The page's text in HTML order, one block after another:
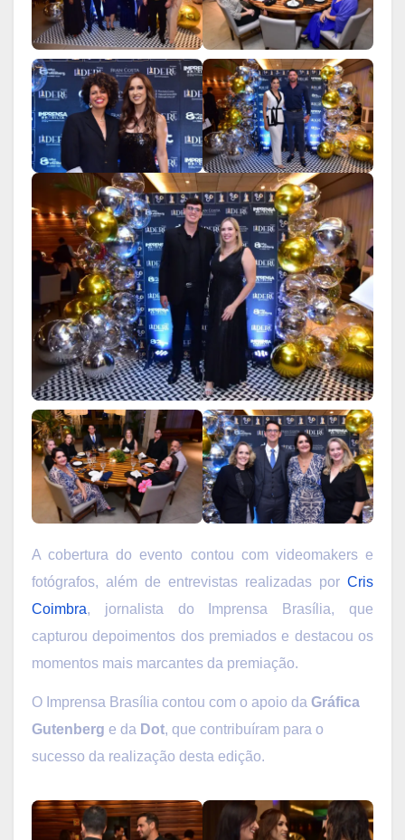
A cobertura do evento contou com videomakers e
fotógrafos, além de entrevistas realizadas por Cris
Coimbra, jornalista do Imprensa Brasília, que
capturou depoimentos dos premiados e destacou os
momentos mais marcantes da premiação.
O Imprensa Brasília contou com o apoio da Gráfica
Gutenberg e da Dot, que contribuíram para o
sucesso da realização desta edição.